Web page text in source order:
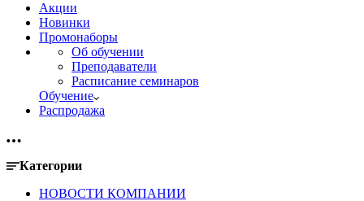
Акции
Новинки
Промонаборы
Об обучении
Преподаватели
Расписание семинаров
Обучение
Распродажа
Категории
НОВОСТИ КОМПАНИИ